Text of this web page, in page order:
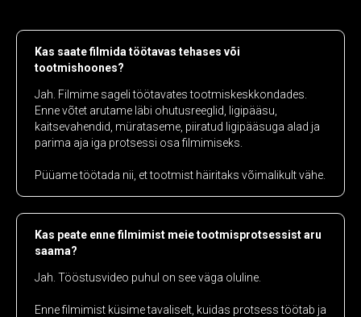
Kas saate filmida töötavas tehases või
tootmishoones?
Jah. Filmime sageli töötavates tootmiskeskkondades.
Enne võtet arutame läbi ohutusreeglid, ligipääsu,
kaitsevahendid, mürataseme, piiratud ligipääsuga alad ja
parima aja iga protsessi osa filmimiseks.
Püüame töötada nii, et tootmist häiritaks võimalikult vähe.
Kas peate enne filmimist meie tootmisprotsessist aru
saama?
Jah. Tööstusvideo puhul on see väga oluline.
Enne filmimist küsime tavaliselt, kuidas protsess töötab ja